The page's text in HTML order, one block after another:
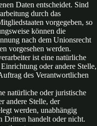
Daten entscheidet. Sind
durch das
vorgegeben, so
können die
nach dem Unionsrecht
vorgesehen werden.
ist eine natürliche
oder andere Stelle,
des Verantwortlichen
oder juristische
andere Stelle, der
werden, unabhängig
Dritten handelt oder nicht.